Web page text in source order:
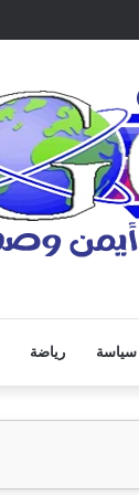
سياسة رياضة